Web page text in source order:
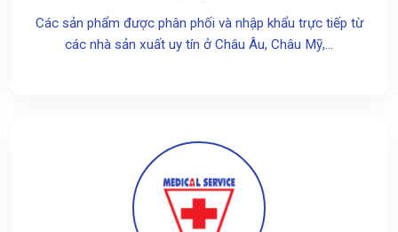
Các sản phẩm được phân phối và nhập khẩu trực tiếp từ
các nhà sản xuất uy tín ở Châu Âu, Châu Mỹ,...